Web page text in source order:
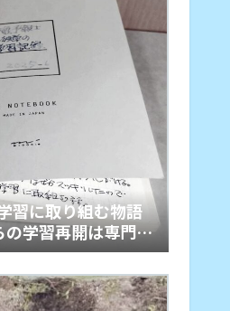
習に取り組む物語
学習再開は専門2
ト回復」